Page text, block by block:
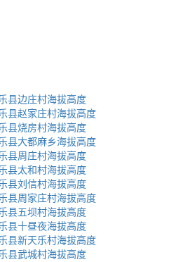
县边庄村海拔高度
县赵家庄村海拔高度
县烧房村海拔高度
县大都麻乡海拔高度
县周庄村海拔高度
县太和村海拔高度
县刘信村海拔高度
县周家庄村海拔高度
县五坝村海拔高度
县十昼夜海拔高度
县新天乐村海拔高度
县武城村海拔高度